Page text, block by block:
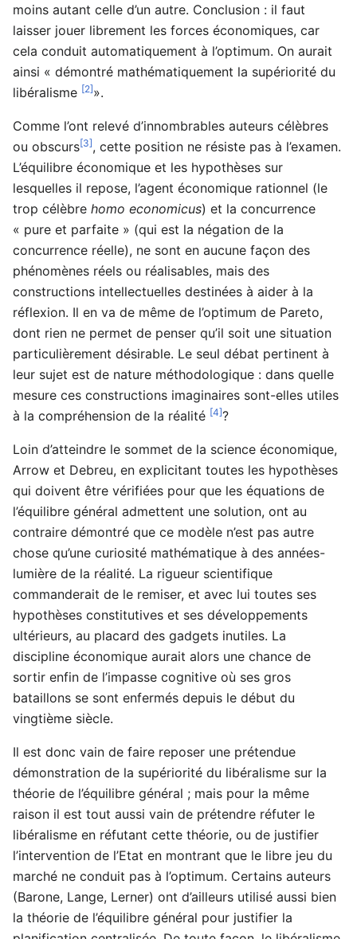
moins autant celle d’un autre. Conclusion : il faut
laisser jouer librement les forces économiques, car
cela conduit automatiquement à l’optimum. On aurait
ainsi « démontré mathématiquement la supériorité du
libéralisme [2]».
Comme l’ont relevé d’innombrables auteurs célèbres
ou obscurs[3], cette position ne résiste pas à l’examen.
L’équilibre économique et les hypothèses sur
lesquelles il repose, l’agent économique rationnel (le
trop célèbre homo economicus) et la concurrence
« pure et parfaite » (qui est la négation de la
concurrence réelle), ne sont en aucune façon des
phénomènes réels ou réalisables, mais des
constructions intellectuelles destinées à aider à la
réflexion. Il en va de même de l’optimum de Pareto,
dont rien ne permet de penser qu’il soit une situation
particulièrement désirable. Le seul débat pertinent à
leur sujet est de nature méthodologique : dans quelle
mesure ces constructions imaginaires sont-elles utiles
à la compréhension de la réalité [4]?
Loin d’atteindre le sommet de la science économique,
Arrow et Debreu, en explicitant toutes les hypothèses
qui doivent être vérifiées pour que les équations de
l’équilibre général admettent une solution, ont au
contraire démontré que ce modèle n’est pas autre
chose qu’une curiosité mathématique à des années-
lumière de la réalité. La rigueur scientifique
commanderait de le remiser, et avec lui toutes ses
hypothèses constitutives et ses développements
ultérieurs, au placard des gadgets inutiles. La
discipline économique aurait alors une chance de
sortir enfin de l’impasse cognitive où ses gros
bataillons se sont enfermés depuis le début du
vingtième siècle.
Il est donc vain de faire reposer une prétendue
démonstration de la supériorité du libéralisme sur la
théorie de l’équilibre général ; mais pour la même
raison il est tout aussi vain de prétendre réfuter le
libéralisme en réfutant cette théorie, ou de justifier
l’intervention de l’Etat en montrant que le libre jeu du
marché ne conduit pas à l’optimum. Certains auteurs
(Barone, Lange, Lerner) ont d’ailleurs utilisé aussi bien
la théorie de l’équilibre général pour justifier la